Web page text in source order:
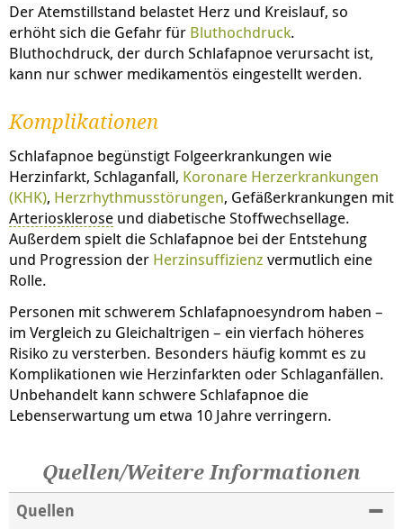
Der Atemstillstand belastet Herz und Kreislauf, so
erhöht sich die Gefahr für Bluthochdruck.
Bluthochdruck, der durch Schlafapnoe verursacht ist,
kann nur schwer medikamentös eingestellt werden.
Komplikationen
Schlafapnoe begünstigt Folgeerkrankungen wie
Herzinfarkt, Schlaganfall, Koronare Herzerkrankungen
(KHK), Herzrhythmusstörungen, Gefäßerkrankungen mit
Arteriosklerose und diabetische Stoffwechsellage.
Außerdem spielt die Schlafapnoe bei der Entstehung
und Progression der Herzinsuffizienz vermutlich eine
Rolle.
Personen mit schwerem Schlafapnoesyndrom haben –
im Vergleich zu Gleichaltrigen – ein vierfach höheres
Risiko zu versterben. Besonders häufig kommt es zu
Komplikationen wie Herzinfarkten oder Schlaganfällen.
Unbehandelt kann schwere Schlafapnoe die
Lebenserwartung um etwa 10 Jahre verringern.
Quellen/Weitere Informationen
Quellen